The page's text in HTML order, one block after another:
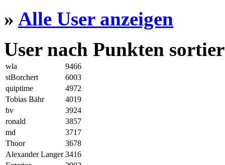
» Alle User anzeigen
User nach Punkten
wla
9466
stBorchert
6003
quiptime
4972
Tobias Bähr
4019
bv
3924
ronald
3857
md
3717
Thoor
3678
Alexander Langer 3416